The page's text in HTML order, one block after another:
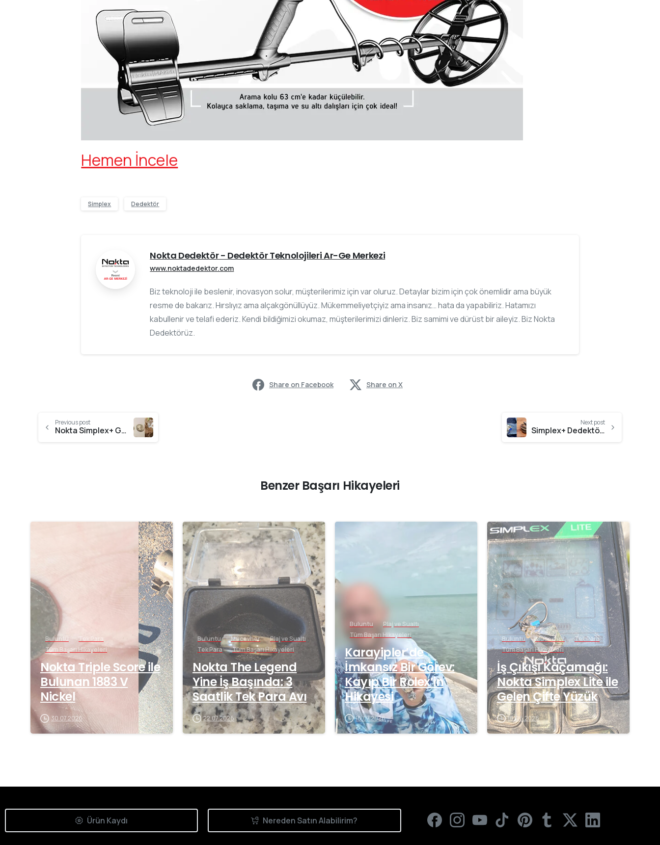
Hemen İncele
Simplex Dedektör
Nokta Dedektör - Dedektör Teknolojileri Ar-Ge Merkezi
www.noktadedektor.com
Biz teknoloji ile beslenir, inovasyon solur, müşterilerimiz için var oluruz. Detaylar bizim için çok önemlidir ama büyük
resme de bakarız. Hırslıyız ama alçakgönüllüyüz. Mükemmeliyetçiyiz ama insanız… hata da yapabiliriz. Hatamızı
kabullenir ve telafi ederiz. Kendi bildiğimizi okumaz, müşterilerimizi dinleriz. Biz samimi ve dürüst bir aileyiz. Biz Nokta
Dedektörüz.
Share on Facebook Share on X
Previous post
Nokta Simplex+ Gümüş Avcısı Dedektör
Next post
Simplex+ Dedektörümle Bir Yıl Sonra Altın Yüzük
Benzer Başarı Hikayeleri
-
Buluntu
Tek Para
Tüm Başarı Hikayeleri
Nokta Triple Score ile
Bulunan 1883 V
Nickel
30.07.2026
-
Buluntu Mücevher
Plaj ve Sualtı
Tek Para
Tüm Başarı Hikayeleri
Nokta The Legend
Yine İş Başında: 3
Saatlik Tek Para Avı
22.07.2026
Buluntu
Plaj ve Sualtı
Tüm Başarı Hikayeleri
Karayipler’de
İmkansız Bir Görev:
Kayıp Bir Rolex’in
Hikayesi
16.07.2026
-
Buluntu Mücevher
Tek Para
Tüm Başarı Hikayeleri
İş Çıkışı Kaçamağı:
Nokta Simplex Lite ile
Gelen Çifte Yüzük
16.06.2026
Ürün Kaydı Nereden Satın Alabilirim?